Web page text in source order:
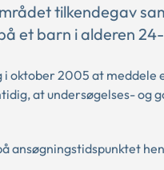
tilkendegav
et barn i alderen
i oktober 2005 at
at undersøgelses- og
ansøgningstidspunktet